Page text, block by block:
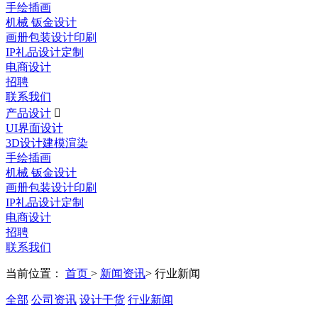
手绘插画
机械 钣金设计
画册包装设计印刷
IP礼品设计定制
电商设计
招聘
联系我们
产品设计 
UI界面设计
3D设计建模渲染
手绘插画
机械 钣金设计
画册包装设计印刷
IP礼品设计定制
电商设计
招聘
联系我们
当前位置： 首页 > 新闻资讯> 行业新闻
全部 公司资讯 设计干货 行业新闻